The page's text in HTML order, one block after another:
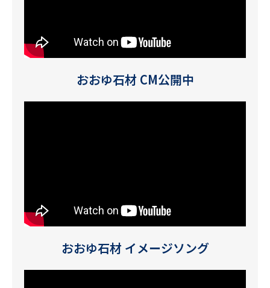
おおゆ石材 CM公開中
おおゆ石材 イメージソング